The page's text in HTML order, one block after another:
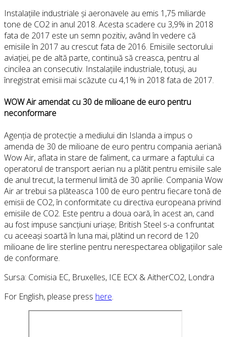
Instalațiile industriale și aeronavele au emis 1,75 miliarde
tone de CO2 in anul 2018. Acesta scadere cu 3,9% in 2018
fata de 2017 este un semn pozitiv, având în vedere că
emisiile în 2017 au crescut fata de 2016. Emisiile sectorului
aviației, pe de altă parte, continuă să creasca, pentru al
cincilea an consecutiv. Instalațiile industriale, totuși, au
înregistrat emisii mai scăzute cu 4,1% in 2018 fata de 2017.
WOW Air amendat cu 30 de milioane de euro pentru
neconformare
Agenția de protecție a mediului din Islanda a impus o
amenda de 30 de milioane de euro pentru compania aeriană
Wow Air, aflata in stare de faliment, ca urmare a faptului ca
operatorul de transport aerian nu a plătit pentru emisiile sale
de anul trecut, la termenul limită de 30 aprilie. Compania Wow
Air ar trebui sa plăteasca 100 de euro pentru fiecare tonă de
emisii de CO2, în conformitate cu directiva europeana privind
emisiile de CO2. Este pentru a doua oară, în acest an, cand
au fost impuse sancțiuni uriașe; British Steel s-a confruntat
cu aceeași soartă în luna mai, plătind un record de 120
milioane de lire sterline pentru nerespectarea obligațiilor sale
de conformare.
Sursa: Comisia EC, Bruxelles, ICE ECX & AitherCO2, Londra
For English, please press here.